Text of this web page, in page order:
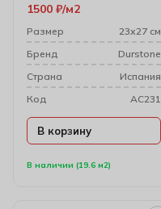
В наличии (19.6 м2)
1500 ₽ м2
Размер
23х27 см
Бренд
Durstone
Cтрана
Испания
Код
AC231
В корзину